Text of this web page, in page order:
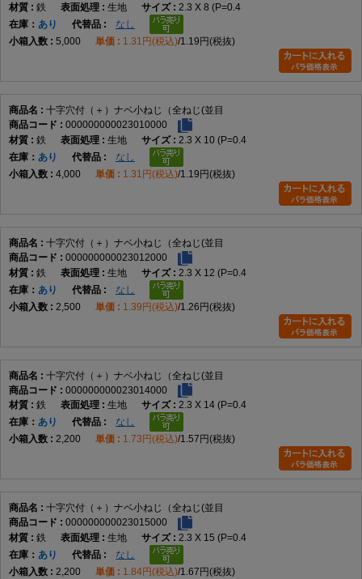
鉄
生地
2.3 X 8 (P=0.4
在庫
あり
なし
5,000
1.31円(税込) 1.19円(税抜)
十字穴付（＋）ナベ小ねじ（全ねじ(並目
000000000023010000
鉄
生地
2.3 X 10 (P=0.4
在庫
あり
なし
4,000
1.31円(税込) 1.19円(税抜)
十字穴付（＋）ナベ小ねじ（全ねじ(並目
000000000023012000
鉄
生地
2.3 X 12 (P=0.4
在庫
あり
なし
2,500
1.39円(税込) 1.26円(税抜)
十字穴付（＋）ナベ小ねじ（全ねじ(並目
000000000023014000
鉄
生地
2.3 X 14 (P=0.4
在庫
あり
なし
2,200
1.73円(税込) 1.57円(税抜)
十字穴付（＋）ナベ小ねじ（全ねじ(並目
000000000023015000
鉄
生地
2.3 X 15 (P=0.4
在庫
あり
なし
2,200
1.84円(税込) 1.67円(税抜)